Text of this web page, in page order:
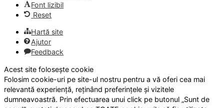
Font lizibil
Reset
Hartă site
Ajutor
Feedback
Acest site folosește cookie
Folosim cookie-uri pe site-ul nostru pentru a vă oferi cea mai
relevantă experiență, reținând preferințele și vizitele
dumneavoastră. Prin efectuarea unui click pe butonul „Sunt de